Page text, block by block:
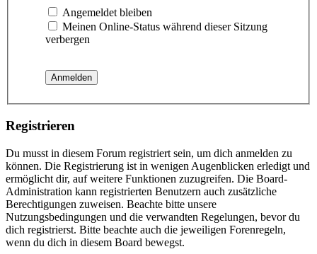
Angemeldet bleiben
Meinen Online-Status während dieser Sitzung
verbergen
Registrieren
Du musst in diesem Forum registriert sein, um dich anmelden zu
können. Die Registrierung ist in wenigen Augenblicken erledigt und
ermöglicht dir, auf weitere Funktionen zuzugreifen. Die Board-
Administration kann registrierten Benutzern auch zusätzliche
Berechtigungen zuweisen. Beachte bitte unsere
Nutzungsbedingungen und die verwandten Regelungen, bevor du
dich registrierst. Bitte beachte auch die jeweiligen Forenregeln,
wenn du dich in diesem Board bewegst.